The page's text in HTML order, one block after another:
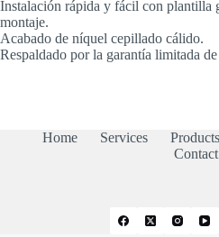
Instalación rápida y fácil con plantilla
montaje.
Acabado de níquel cepillado cálido.
Respaldado por la garantía limitada
Home Services Products
Contact